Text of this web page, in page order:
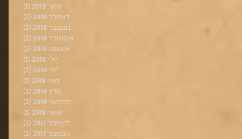
ינואר 2019
(1)
דצמבר 2018
(2)
נובמבר 2018
(2)
אוקטובר 2018
(2)
אוגוסט 2018
(2)
יולי 2018
(1)
יוני 2018
(2)
מאי 2018
(1)
מרץ 2018
(3)
פברואר 2018
(2)
ינואר 2018
(1)
דצמבר 2017
(2)
נובמבר 2017
(2)